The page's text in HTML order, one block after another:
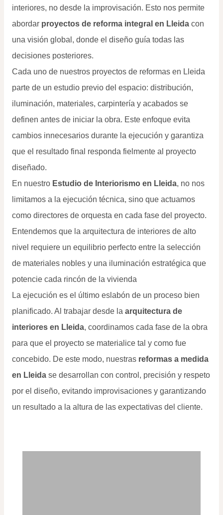
interiores, no desde la improvisación. Esto nos permite
abordar proyectos de reforma integral en Lleida con
una visión global, donde el diseño guía todas las
decisiones posteriores.
Cada uno de nuestros proyectos de reformas en Lleida
parte de un estudio previo del espacio: distribución,
iluminación, materiales, carpintería y acabados se
definen antes de iniciar la obra. Este enfoque evita
cambios innecesarios durante la ejecución y garantiza
que el resultado final responda fielmente al proyecto
diseñado.
En nuestro Estudio de Interiorismo en Lleida, no nos
limitamos a la ejecución técnica, sino que actuamos
como directores de orquesta en cada fase del proyecto.
Entendemos que la arquitectura de interiores de alto
nivel requiere un equilibrio perfecto entre la selección
de materiales nobles y una iluminación estratégica que
potencie cada rincón de la vivienda
La ejecución es el último eslabón de un proceso bien
planificado. Al trabajar desde la arquitectura de
interiores en Lleida, coordinamos cada fase de la obra
para que el proyecto se materialice tal y como fue
concebido. De este modo, nuestras reformas a medida
en Lleida se desarrollan con control, precisión y respeto
por el diseño, evitando improvisaciones y garantizando
un resultado a la altura de las expectativas del cliente.